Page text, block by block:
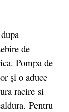
de
Pompa de
şi o aduce
racire si
Pentru